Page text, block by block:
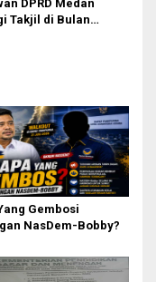
DPRD Medan
Takjil di Bulan
Gembosi
NasDem-Bobby?